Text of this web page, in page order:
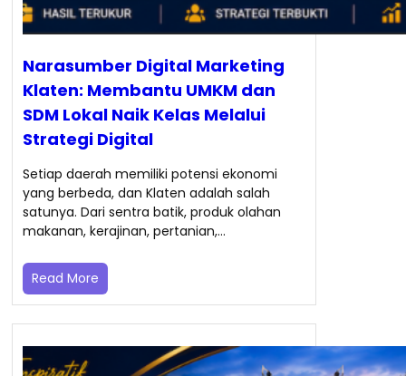
Narasumber Digital Marketing
Klaten: Membantu UMKM dan
SDM Lokal Naik Kelas Melalui
Strategi Digital
Setiap daerah memiliki potensi ekonomi
yang berbeda, dan Klaten adalah salah
satunya. Dari sentra batik, produk olahan
makanan, kerajinan, pertanian,…
Read More